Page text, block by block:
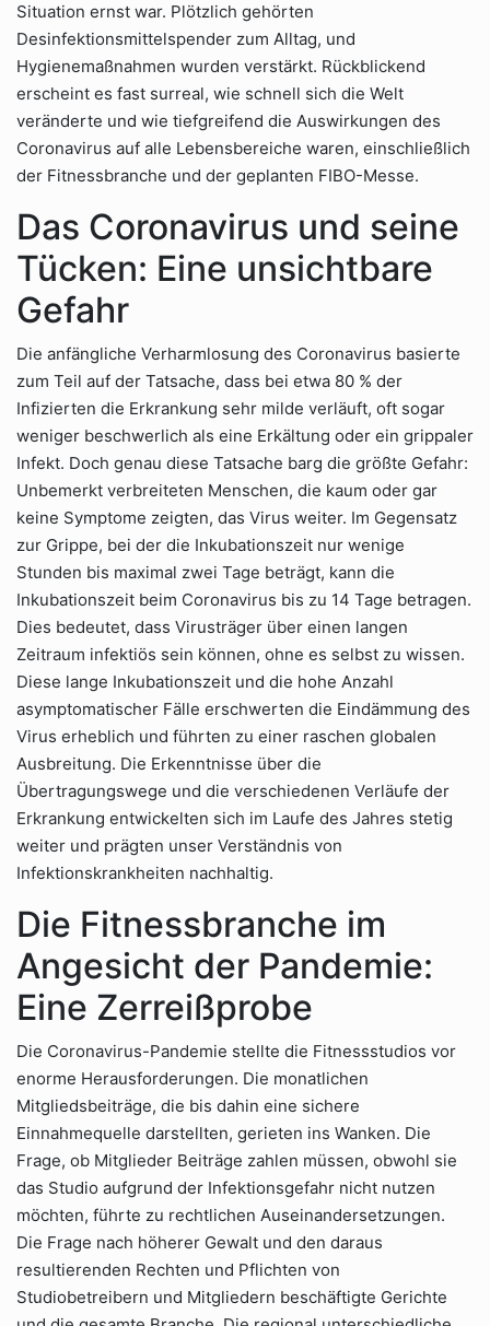
Situation ernst war. Plötzlich gehörten
Desinfektionsmittelspender zum Alltag, und
Hygienemaßnahmen wurden verstärkt. Rückblickend
erscheint es fast surreal, wie schnell sich die Welt
veränderte und wie tiefgreifend die Auswirkungen des
Coronavirus auf alle Lebensbereiche waren, einschließlich
der Fitnessbranche und der geplanten FIBO-Messe.
Das Coronavirus und seine
Tücken: Eine unsichtbare
Gefahr
Die anfängliche Verharmlosung des Coronavirus basierte
zum Teil auf der Tatsache, dass bei etwa 80 % der
Infizierten die Erkrankung sehr milde verläuft, oft sogar
weniger beschwerlich als eine Erkältung oder ein grippaler
Infekt. Doch genau diese Tatsache barg die größte Gefahr:
Unbemerkt verbreiteten Menschen, die kaum oder gar
keine Symptome zeigten, das Virus weiter. Im Gegensatz
zur Grippe, bei der die Inkubationszeit nur wenige
Stunden bis maximal zwei Tage beträgt, kann die
Inkubationszeit beim Coronavirus bis zu 14 Tage betragen.
Dies bedeutet, dass Virusträger über einen langen
Zeitraum infektiös sein können, ohne es selbst zu wissen.
Diese lange Inkubationszeit und die hohe Anzahl
asymptomatischer Fälle erschwerten die Eindämmung des
Virus erheblich und führten zu einer raschen globalen
Ausbreitung. Die Erkenntnisse über die
Übertragungswege und die verschiedenen Verläufe der
Erkrankung entwickelten sich im Laufe des Jahres stetig
weiter und prägten unser Verständnis von
Infektionskrankheiten nachhaltig.
Die Fitnessbranche im
Angesicht der Pandemie:
Eine Zerreißprobe
Die Coronavirus-Pandemie stellte die Fitnessstudios vor
enorme Herausforderungen. Die monatlichen
Mitgliedsbeiträge, die bis dahin eine sichere
Einnahmequelle darstellten, gerieten ins Wanken. Die
Frage, ob Mitglieder Beiträge zahlen müssen, obwohl sie
das Studio aufgrund der Infektionsgefahr nicht nutzen
möchten, führte zu rechtlichen Auseinandersetzungen.
Die Frage nach höherer Gewalt und den daraus
resultierenden Rechten und Pflichten von
Studiobetreibern und Mitgliedern beschäftigte Gerichte